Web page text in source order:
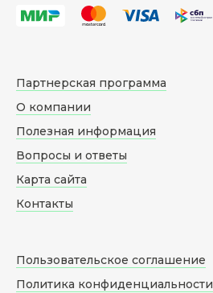
Партнерская программа
О компании
Полезная информация
Вопросы и ответы
Карта сайта
Контакты
Пользовательское соглашение
Политика конфиденциальности